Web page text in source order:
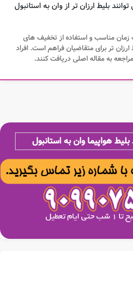
بلیط ارزان تر از وان به استانبول
زمان مناسب و استفاده از تخفیف های
تر برای متقاضیان فراهم است. افراد
به مقاله اصلی دریافت کنند.
هواپیما وان به استانبول